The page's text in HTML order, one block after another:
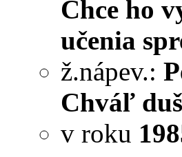
Chce ho
učenia
ž.nápev.:
Chváľ
v roku